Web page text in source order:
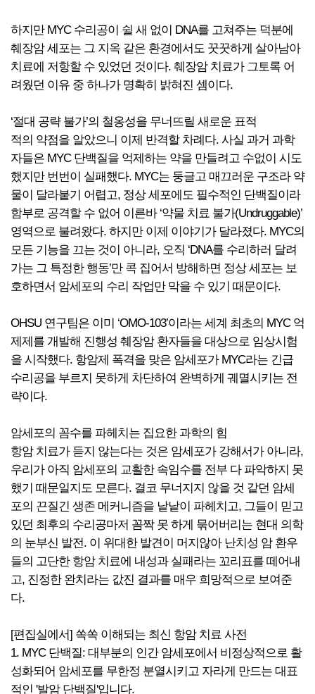
하지만 MYC 수리공이 쉴 새 없이 DNA를 고쳐주는 덕분에
췌장암 세포는 그 지옥 같은 환경에서도 꿋꿋하게 살아남아
치료에 저항할 수 있었던 것이다. 췌장암 치료가 그토록 어
려웠던 이유 중 하나가 명확히 밝혀진 셈이다.
‘절대 공략 불가’의 철옹성을 무너뜨릴 새로운 표적
적의 약점을 알았으니 이제 반격할 차례다. 사실 과거 과학
자들은 MYC 단백질을 억제하는 약을 만들려고 수없이 시도
했지만 번번이 실패했다. MYC는 둥글고 매끄러운 구조라 약
물이 달라붙기 어렵고, 정상 세포에도 필수적인 단백질이라
함부로 공격할 수 없어 이른바 ‘약물 치료 불가(Undruggable)’
영역으로 불려왔다. 하지만 이제 이야기가 달라졌다. MYC의
모든 기능을 끄는 것이 아니라, 오직 ‘DNA를 수리하러 달려
가는 그 특정한 행동’만 콕 집어서 방해하면 정상 세포는 보
호하면서 암세포의 수리 작업만 막을 수 있기 때문이다.
OHSU 연구팀은 이미 ‘OMO-103’이라는 세계 최초의 MYC 억
제제를 개발해 진행성 췌장암 환자들을 대상으로 임상시험
을 시작했다. 항암제 폭격을 맞은 암세포가 MYC라는 긴급
수리공을 부르지 못하게 차단하여 완벽하게 궤멸시키는 전
략이다.
암세포의 꼼수를 파헤치는 집요한 과학의 힘
항암 치료가 듣지 않는다는 것은 암세포가 강해서가 아니라,
우리가 아직 암세포의 교활한 속임수를 전부 다 파악하지 못
했기 때문일지도 모른다. 결코 무너지지 않을 것 같던 암세
포의 끈질긴 생존 메커니즘을 낱낱이 파헤치고, 그들이 믿고
있던 최후의 수리공마저 꼼짝 못 하게 묶어버리는 현대 의학
의 눈부신 발전. 이 위대한 발견이 머지않아 난치성 암 환우
들의 고단한 항암 치료에 내성과 실패라는 꼬리표를 떼어내
고, 진정한 완치라는 값진 결과를 매우 희망적으로 보여준
다.
[편집실에서] 쏙쏙 이해되는 최신 항암 치료 사전
1. MYC 단백질: 대부분의 인간 암세포에서 비정상적으로 활
성화되어 암세포를 무한정 분열시키고 자라게 만드는 대표
적인 '발암 단백질'입니다.